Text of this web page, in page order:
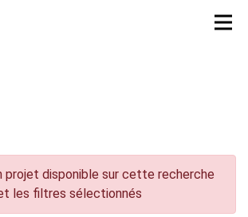
projet disponible sur cette recherche
les filtres sélectionnés